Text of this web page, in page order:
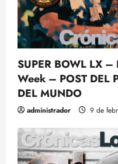
SUPER BOWL LX
Week – POST DEL
DEL MUNDO
administrador 9 de